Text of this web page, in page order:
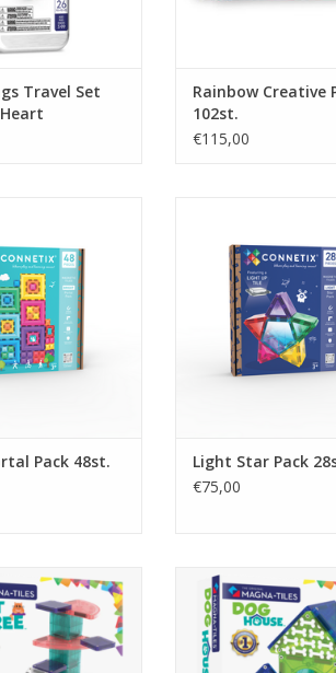
Travel Set
Rainbow Creative
102st.
€115,00
AAN WINKELWAGEN
Pack 48st.
TOEVOEGEN AAN
Light Star Pack
€75,00
Tiles Cat Tree
AAN WINKELWAGEN
Magna-Tiles Dog
TOEVOEGEN AAN